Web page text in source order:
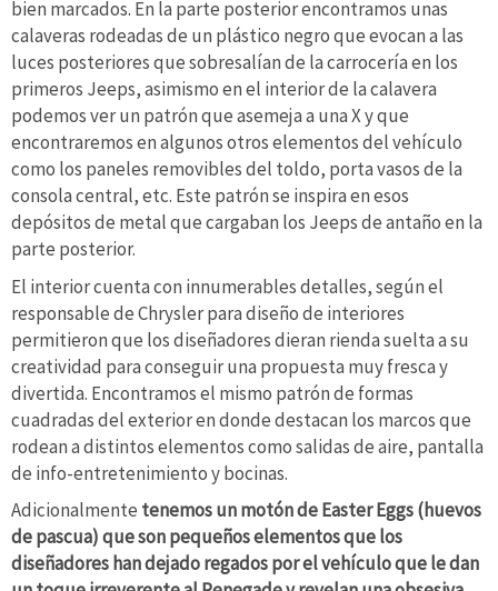
bien marcados. En la parte posterior encontramos unas
calaveras rodeadas de un plástico negro que evocan a las
luces posteriores que sobresalían de la carrocería en los
primeros Jeeps, asimismo en el interior de la calavera
podemos ver un patrón que asemeja a una X y que
encontraremos en algunos otros elementos del vehículo
como los paneles removibles del toldo, porta vasos de la
consola central, etc. Este patrón se inspira en esos
depósitos de metal que cargaban los Jeeps de antaño en la
parte posterior.
El interior cuenta con innumerables detalles, según el
responsable de Chrysler para diseño de interiores
permitieron que los diseñadores dieran rienda suelta a su
creatividad para conseguir una propuesta muy fresca y
divertida. Encontramos el mismo patrón de formas
cuadradas del exterior en donde destacan los marcos que
rodean a distintos elementos como salidas de aire, pantalla
de info-entretenimiento y bocinas.
Adicionalmente tenemos un motón de Easter Eggs (huevos
de pascua) que son pequeños elementos que los
diseñadores han dejado regados por el vehículo que le dan